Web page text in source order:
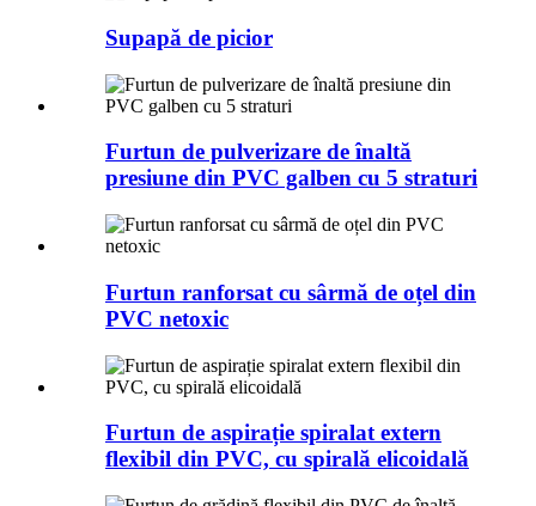
Supapă de picior
Furtun de pulverizare de înaltă
presiune din PVC galben cu 5 straturi
Furtun ranforsat cu sârmă de oțel din
PVC netoxic
Furtun de aspirație spiralat extern
flexibil din PVC, cu spirală elicoidală